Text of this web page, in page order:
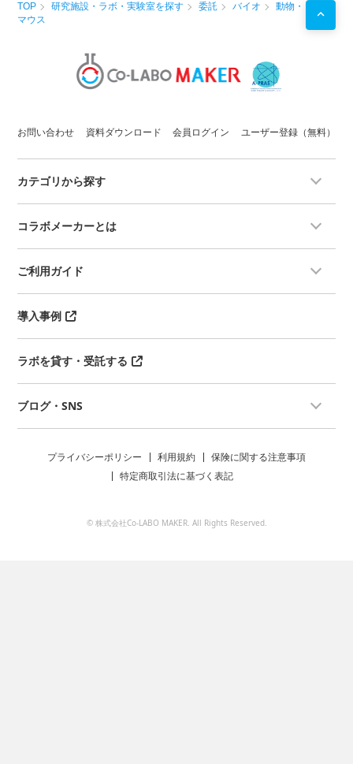
TOP 研究施設・ラボ・実験室を探す 委託 バイオ
動物・
マウス
お問い合わせ 資料ダウンロード 会員ログイン ユーザー登録（無料）
カテゴリから探す
コラボメーカーとは
ご利用ガイド
導入事例
ラボを貸す・受託する
ブログ・SNS
プライバシーポリシー 利用規約
保険に関する注意事項
特定商取引法に基づく表記
© 株式会社Co-LABO MAKER. All Rights Reserved.